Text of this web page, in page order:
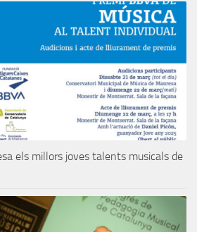
els millors joves talents musicals de